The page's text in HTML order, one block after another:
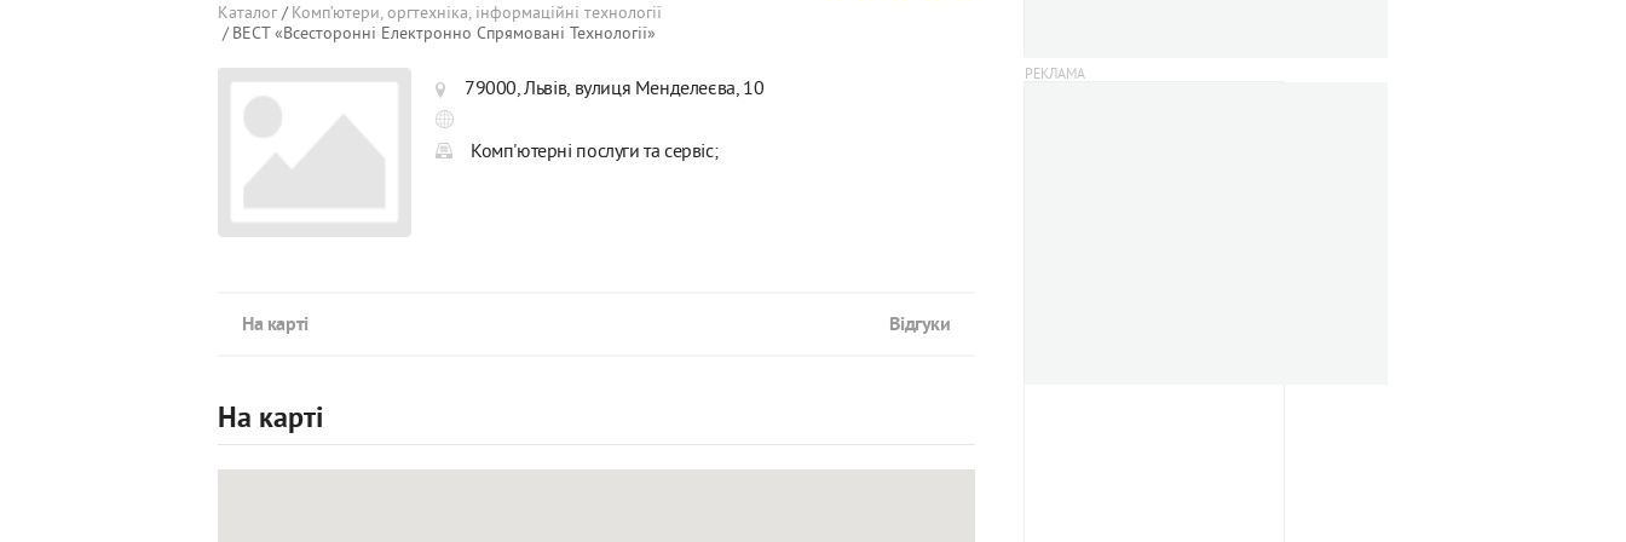
Каталог
Комп’ютери, оргтехніка, інформаційні технології
ВЕСТ «Всесторонні Електронно Спрямовані Технології»
79000, Львів, вулиця Менделеєва, 10
Комп'ютерні послуги та сервіс;
На карті Відгуки
На карті